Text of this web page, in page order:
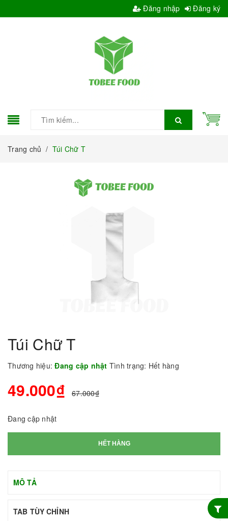
Đăng nhập Đăng ký
Trang chủ / Túi Chữ T
Túi Chữ T
Thương hiệu: Đang cập nhật Tình trạng: Hết hàng
49.000₫ 67.000₫
Đang cập nhật
HẾT HÀNG
MÔ TẢ
TAB TÙY CHỈNH